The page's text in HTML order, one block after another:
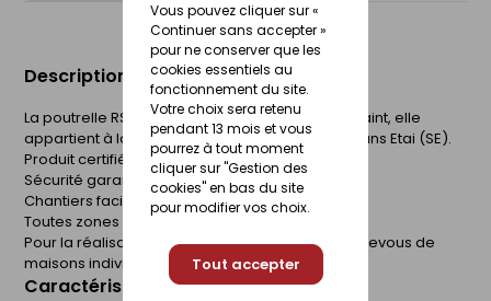
Vous pouvez cliquer sur «
Continuer sans accepter »
pour ne conserver que les
cookies essentiels au
fonctionnement du site.
Votre choix sera retenu
pendant 13 mois et vous
pourrez à tout moment
cliquer sur "Gestion des
cookies" en bas du site
pour modifier vos choix.
Tout accepter
Description du produit
La poutrelle RS est fabriquée en béton précontraint, elle
appartient à la gamme de poutrelles RECTOR Sans Etai (SE).
Produit certifié NF
Sécurité garantie
Chantiers facilités
Toutes zones sismiques.
Pour la réalisation de planchers poutrelles / entrevous de
maisons individuelles.
Caractéristiques du produit